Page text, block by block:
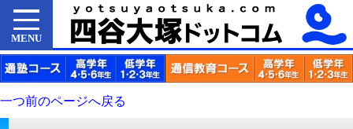
MENU
一つ前のページへ戻る